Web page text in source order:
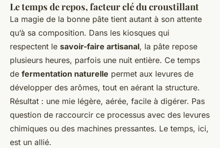
Le temps de repos, facteur clé du croustillant
La magie de la bonne pâte tient autant à son attente
qu’à sa composition. Dans les kiosques qui
respectent le savoir-faire artisanal, la pâte repose
plusieurs heures, parfois une nuit entière. Ce temps
de fermentation naturelle permet aux levures de
développer des arômes, tout en aérant la structure.
Résultat : une mie légère, aérée, facile à digérer. Pas
question de raccourcir ce processus avec des levures
chimiques ou des machines pressantes. Le temps, ici,
est un allié.